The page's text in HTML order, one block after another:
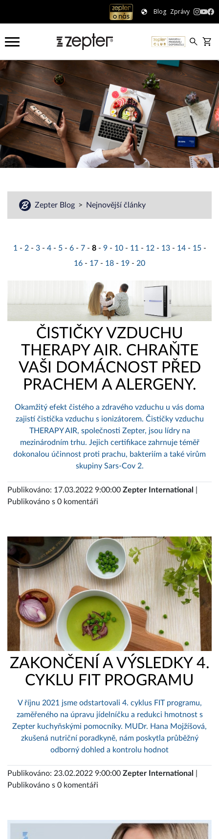
Blog Zprávy
Zepter Blog Nejnovější články
1 - 2 - 3 - 4 - 5 - 6 - 7 - 8 - 9 - 10 - 11 - 12 - 13 - 14 - 15 -
16 - 17 - 18 - 19 - 20
ČISTIČKY VZDUCHU
THERAPY AIR. CHRAŇTE
VAŠI DOMÁCNOST PŘED
PRACHEM A ALERGENY.
Okamžitý efekt čistého a zdravého vzduchu u vás doma
zajistí čistička vzduchu s ionizátorem. Čističky vzduchu
THERAPY AIR, společnosti Zepter, jsou lídry na
mezinárodním trhu. Jejich certifikace zahrnuje téměř
dokonalou účinnost proti prachu, bakteriím a také virům
skupiny Sars-Cov 2.
Publikováno: 17.03.2022 9:00:00 Zepter International
Publikováno s 0 komentáři
ZAKONČENÍ A VÝSLEDKY 4.
CYKLU FIT PROGRAMU
V říjnu 2021 jsme odstartovali 4. cyklus FIT programu,
zaměřeného na úpravu jídelníčku a redukci hmotnost s
Zepter kuchyňskými pomocníky. MUDr. Hana Mojžíšová,
zkušená nutriční poradkyně, nám poskytla průběžný
odborný dohled a kontrolu hodnot
Publikováno: 23.02.2022 9:00:00 Zepter International
Publikováno s 0 komentáři